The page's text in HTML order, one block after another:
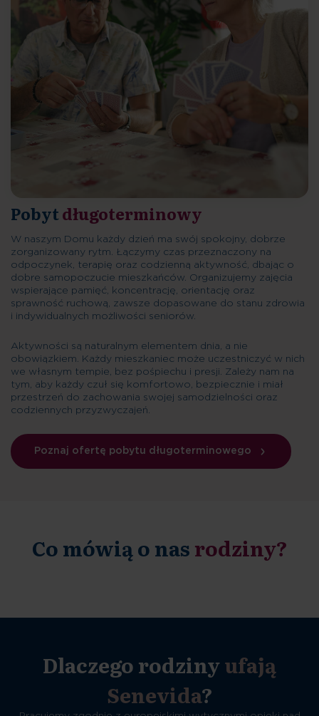
Pobytdługoterminowy
W naszym Domu każdy dzień ma swój spokojny, dobrze
zorganizowany rytm. Łączymy czas przeznaczony na
odpoczynek, terapię oraz codzienną aktywność, dbając o
dobre samopoczucie mieszkańców. Organizujemy zajęcia
wspierające pamięć, koncentrację, orientację oraz
sprawność ruchową, zawsze dopasowane do stanu zdrowia
i indywidualnych możliwości seniorów.
Aktywności są naturalnym elementem dnia, a nie
obowiązkiem. Każdy mieszkaniec może uczestniczyć w nich
we własnym tempie, bez pośpiechu i presji. Zależy nam na
tym, aby każdy czuł się komfortowo, bezpiecznie i miał
przestrzeń do zachowania swojej samodzielności oraz
codziennych przyzwyczajeń.
Poznaj ofertę pobytu długoterminowego
Co mówią o nasrodziny?
Dlaczego rodzinyufają
Senevida?